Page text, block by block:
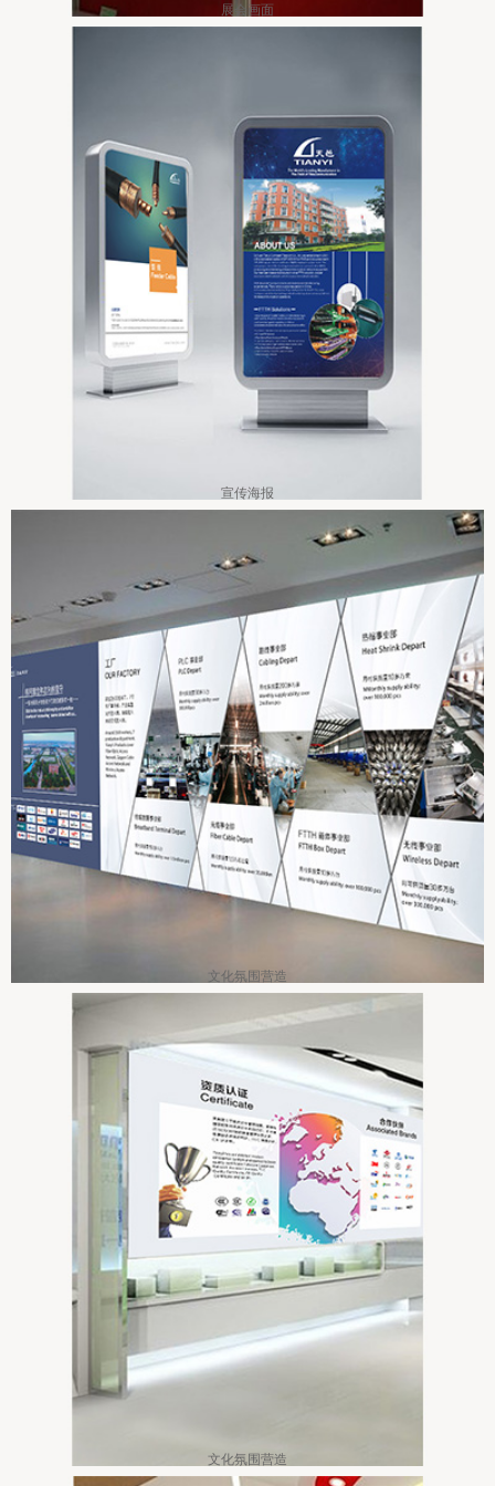
展会画面
宣传海报
文化氛围营造
文化氛围营造